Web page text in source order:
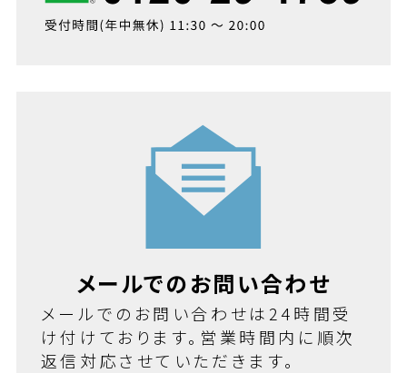
メールでのお問い合わせ
メールでのお問い合わせは24時間受
け付けております。営業時間内に順次
返信対応させていただきます。